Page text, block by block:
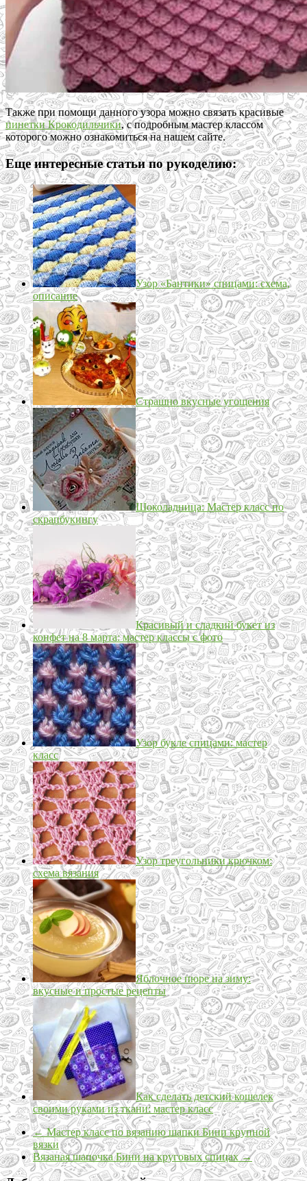
Также при помощи данного узора можно связать красивые
пинетки Крокодильчики, с подробным мастер классом
которого можно ознакомиться на нашем сайте.
Еще интересные статьи по рукоделию:
Узор «Бантики» спицами: схема,
описание
Страшно вкусные угощения
Шоколадница: Мастер класс по
скрапбукингу
Красивый и сладкий букет из
конфет на 8 марта: мастер классы с фото
Узор букле спицами: мастер
класс
Узор треугольники крючком:
схема вязания
Яблочное пюре на зиму:
вкусные и простые рецепты
Как сделать детский кошелек
своими руками из ткани: мастер класс
←Мастер класс по вязанию шапки Бини крупной
вязки
Вязаная шапочка Бини на круговых спицах→